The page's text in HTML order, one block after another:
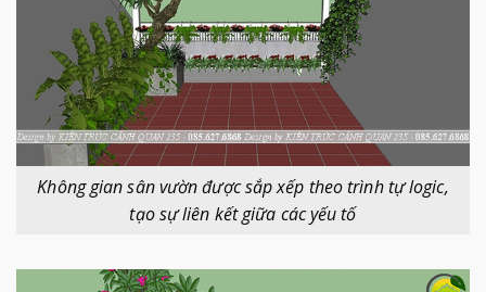
Không gian sân vườn được sắp xếp theo trình tự logic,
tạo sự liên kết giữa các yếu tố